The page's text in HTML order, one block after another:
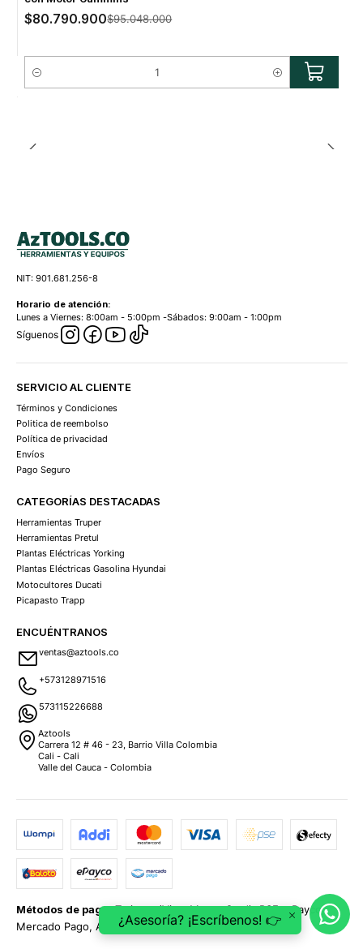
$80.790.900$95.048.000
Cantidad
NIT: 901.681.256-8
Horario de atención:
Lunes a Viernes: 8:00am - 5:00pm -Sábados: 9:00am - 1:00pm
Síguenos
SERVICIO AL CLIENTE
Términos y Condiciones
Politica de reembolso
Política de privacidad
Envíos
Pago Seguro
CATEGORÍAS DESTACADAS
Herramientas Truper
Herramientas Pretul
Plantas Eléctricas Yorking
Plantas Eléctricas Gasolina Hyundai
Motocultores Ducati
Picapasto Trapp
ENCUÉNTRANOS
ventas@aztools.co
+573128971516
573115226688
Aztools
Carrera 12 # 46 - 23, Barrio Villa Colombia
Cali - Cali
Valle del Cauca - Colombia
Métodos de pago:Tarjetas (Visa, MasterCard), PSE, ePayco,
Mercado Pago, Addi y Sistecrédito.¿Asesoría? ¡Escríbenos! 👉